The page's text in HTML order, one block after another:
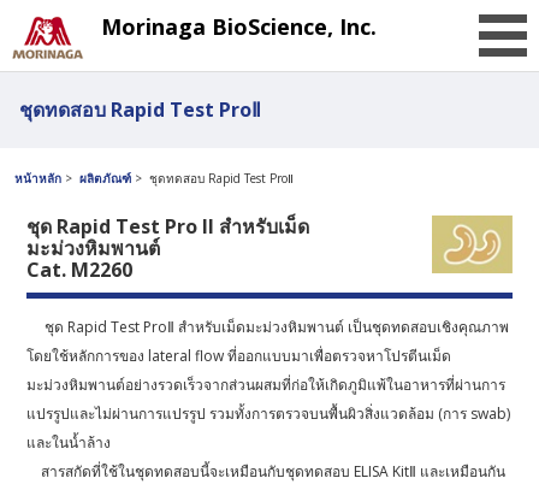
Morinaga BioScience, Inc.
ชุดทดสอบ Rapid Test ProⅡ
หน้าหลัก ผลิตภัณฑ์ ชุดทดสอบ Rapid Test ProⅡ
ชุด Rapid Test Pro II สำหรับเม็ด
มะม่วงหิมพานต์
Cat. M2260
ชุด Rapid Test ProⅡ สำหรับเม็ดมะม่วงหิมพานต์ เป็นชุดทดสอบเชิงคุณภาพ
โดยใช้หลักการของ lateral flow ที่ออกแบบมาเพื่อตรวจหาโปรตีนเม็ด
มะม่วงหิมพานต์อย่างรวดเร็วจากส่วนผสมที่ก่อให้เกิดภูมิแพ้ในอาหารที่ผ่านการ
แปรรูปและไม่ผ่านการแปรรูป รวมทั้งการตรวจบนพื้นผิวสิ่งแวดล้อม (การ swab)
และในน้ำล้าง
สารสกัดที่ใช้ในชุดทดสอบนี้จะเหมือนกับชุดทดสอบ ELISA KitⅡ และเหมือนกัน